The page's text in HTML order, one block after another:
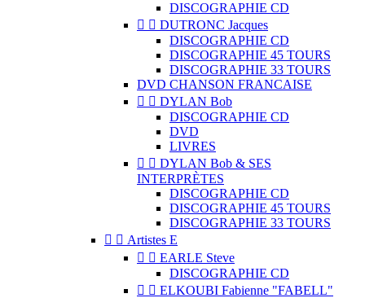
DISCOGRAPHIE CD
  DUTRONC Jacques
DISCOGRAPHIE CD
DISCOGRAPHIE 45 TOURS
DISCOGRAPHIE 33 TOURS
DVD CHANSON FRANCAISE
  DYLAN Bob
DISCOGRAPHIE CD
DVD
LIVRES
  DYLAN Bob & SES
INTERPRÈTES
DISCOGRAPHIE CD
DISCOGRAPHIE 45 TOURS
DISCOGRAPHIE 33 TOURS
  Artistes E
  EARLE Steve
DISCOGRAPHIE CD
  ELKOUBI Fabienne "FABELL"